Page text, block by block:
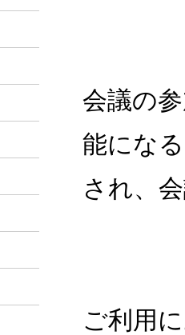
会議の
能にな
され、
ご利用